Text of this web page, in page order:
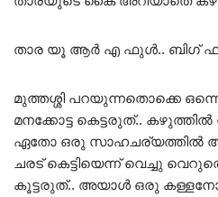
താര യൂ ആർ എ ഫുൾ.. ബിഗ്
മുത്തശ്ശി പറയുന്നതൊക്കെ
മനക്കോട്ട കെട്ടരുത്.. കഴുത്തിൽ
ഏതോ ഒരു സാഹചര്യത്തിൽ
ചരട് കെട്ടിയെന്ന് വെച്ചു
കൂട്ടരുത്.. അയാൾ ഒരു